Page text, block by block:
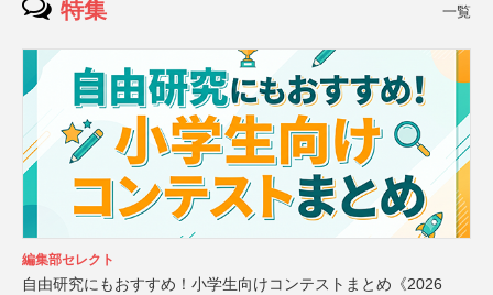
特集 一覧
編集部セレクト
自由研究にもおすすめ！小学生向けコンテストまとめ《2026